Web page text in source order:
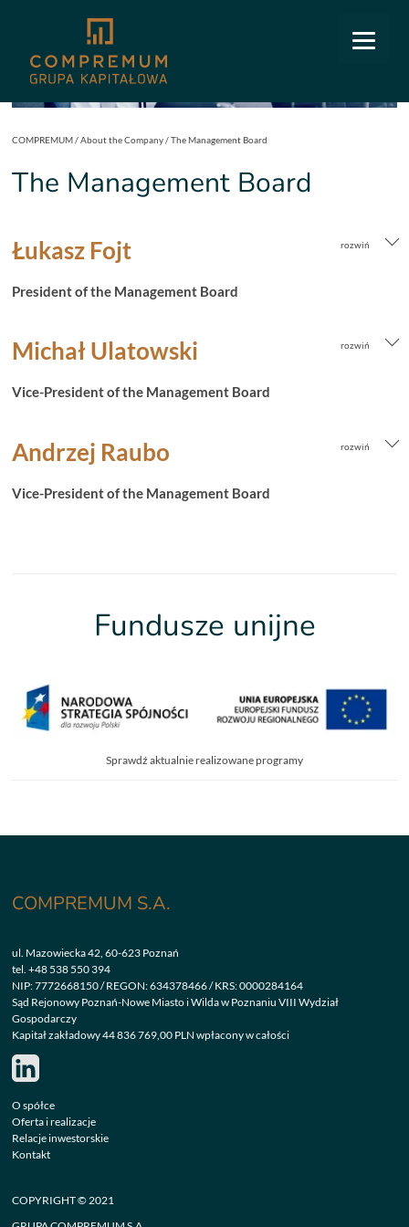
COMPREMUM/About the Company/The Management Board
The Management Board
Łukasz Fojt
President of the Management Board
Michał Ulatowski
Vice-President of the Management Board
Andrzej Raubo
Vice-President of the Management Board
Fundusze unijne
Sprawdź aktualnie realizowane programy
COMPREMUM S.A.
ul. Mazowiecka 42, 60-623 Poznań
tel.+48 538 550 394
NIP: 7772668150 / REGON: 634378466 / KRS: 0000284164
Sąd Rejonowy Poznań-Nowe Miasto i Wilda w Poznaniu VIII Wydział
Gospodarczy
Kapitał zakładowy 44 836 769,00 PLN wpłacony w całości
O spółce
Oferta i realizacje
Relacje inwestorskie
Kontakt
COPYRIGHT © 2021